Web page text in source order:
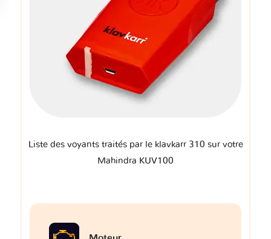
Liste des voyants traités par le klavkarr 310 sur votre
Mahindra KUV100